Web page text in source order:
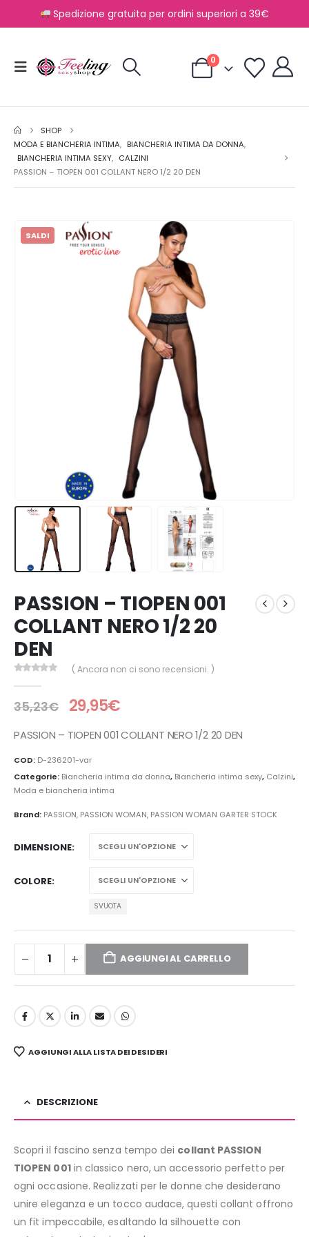
Spedizione gratuita per ordini superiori a 39€
0
SHOP
MODA E BIANCHERIA INTIMA, BIANCHERIA INTIMA DA DONNA,
BIANCHERIA INTIMA SEXY, CALZINI
PASSION – TIOPEN 001 COLLANT NERO 1/2 20 DEN
SALDI
PASSION – TIOPEN 001
COLLANT NERO 1/2 20
DEN
( Ancora non ci sono recensioni. )
35,23€ 29,95€
PASSION – TIOPEN 001 COLLANT NERO 1/2 20 DEN
COD: D-236201-var
Categorie: Biancheria intima da donna, Biancheria intima sexy, Calzini,
Moda e biancheria intima
Brand: PASSION, PASSION WOMAN, PASSION WOMAN GARTER STOCK
DIMENSIONE
COLORE
SVUOTA
AGGIUNGI AL CARRELLO
AGGIUNGI ALLA LISTA DEI DESIDERI
DESCRIZIONE
Scopri il fascino senza tempo dei collant PASSION
TIOPEN 001in classico nero, un accessorio perfetto per
ogni occasione. Realizzati per le donne che desiderano
unire eleganza e un tocco audace, questi collant offrono
un fit impeccabile, esaltando la silhouette con